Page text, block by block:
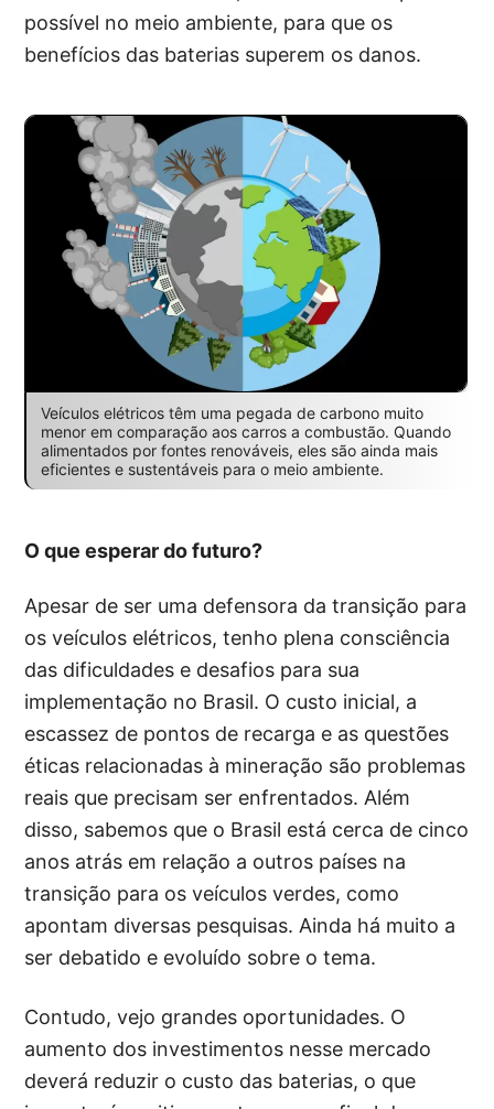
possível no meio ambiente, para que os
benefícios das baterias superem os danos.
Veículos elétricos têm uma pegada de carbono muito
menor em comparação aos carros a combustão. Quando
alimentados por fontes renováveis, eles são ainda mais
eficientes e sustentáveis para o meio ambiente.
O que esperar do futuro?
Apesar de ser uma defensora da transição para
os veículos elétricos, tenho plena consciência
das dificuldades e desafios para sua
implementação no Brasil. O custo inicial, a
escassez de pontos de recarga e as questões
éticas relacionadas à mineração são problemas
reais que precisam ser enfrentados. Além
disso, sabemos que o Brasil está cerca de cinco
anos atrás em relação a outros países na
transição para os veículos verdes, como
apontam diversas pesquisas. Ainda há muito a
ser debatido e evoluído sobre o tema.
Contudo, vejo grandes oportunidades. O
aumento dos investimentos nesse mercado
deverá reduzir o custo das baterias, o que